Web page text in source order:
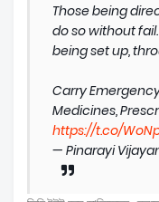
Those being
do so without fail.
being set up,
Carry
Medicines,
https://t.co/
— Pinarayi